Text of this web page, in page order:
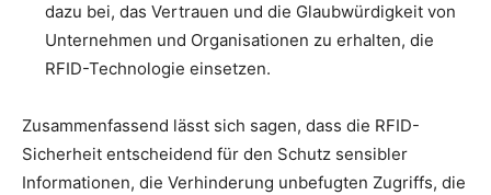
dazu bei, das Vertrauen und die Glaubwürdigkeit von
Unternehmen und Organisationen zu erhalten, die
RFID-Technologie einsetzen.
Zusammenfassend lässt sich sagen, dass die RFID-
Sicherheit entscheidend für den Schutz sensibler
Informationen, die Verhinderung unbefugten Zugriffs, die